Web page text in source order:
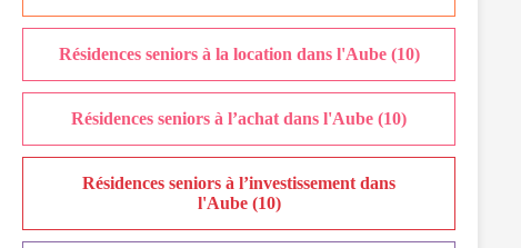
Aide à domicile Rennes
Aide à domicile Saint-Etienne
Aide à domicile Toulouse
Recherche par ville
Résidences seniors à la location dans l'Aube (10)
Résidences seniors à l’achat dans l'Aube (10)
Résidences seniors à l’investissement dans
l'Aube (10)